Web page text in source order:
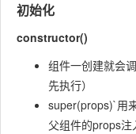
初始化
constructor()
组件一创建就会
先执行）
super(props)`用
父组件的props注